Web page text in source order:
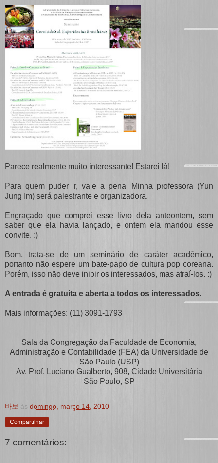
Parece realmente muito interessante! Estarei lá!
Para quem puder ir, vale a pena. Minha professora (Yun
Jung Im) será palestrante e organizadora.
Engraçado que comprei esse livro dela anteontem, sem
saber que ela havia lançado, e ontem ela mandou esse
convite. :)
Bom, trata-se de um seminário de caráter acadêmico,
portanto não espere um bate-papo de cultura pop coreana.
Porém, isso não deve inibir os interessados, mas atraí-los. :)
A entrada é gratuita e aberta a todos os interessados.
Mais informações: (11) 3091-1793
Sala da Congregação da Faculdade de Economia,
Administração e Contabilidade (FEA) da Universidade de
São Paulo (USP)
Av. Prof. Luciano Gualberto, 908, Cidade Universitária
São Paulo, SP
바보 às domingo, março 14, 2010
Compartilhar
7 comentários: